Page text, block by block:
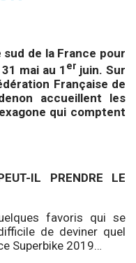
de la France pour
mai au 1 er juin. Sur
Française de
accueillent les
qui comptent
IL PRENDRE LE
favoris qui se
de deviner quel
Superbike 2019…